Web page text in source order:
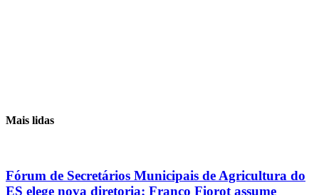
Mais lidas
Fórum de Secretários Municipais de Agricultura do
ES elege nova diretoria; Franco Fiorot assume